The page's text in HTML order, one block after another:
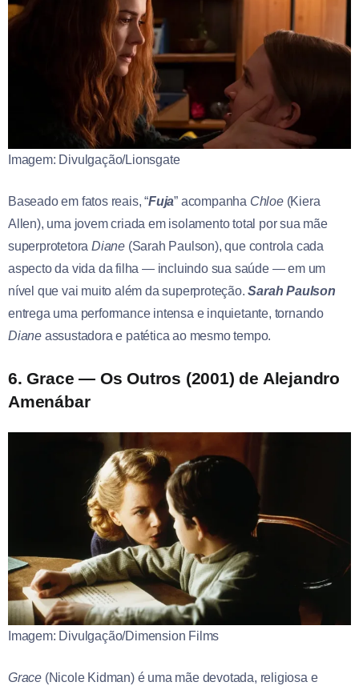
Imagem: Divulgação/Lionsgate
Baseado em fatos reais, “Fuja” acompanha Chloe(Kiera
Allen), uma jovem criada em isolamento total por sua mãe
superprotetoraDiane (Sarah Paulson), que controla cada
aspecto da vida da filha — incluindo sua saúde — em um
nível que vai muito além da superproteção.Sarah Paulson
entrega uma performance intensa e inquietante, tornando
Diane assustadora e patética ao mesmo tempo.
6. Grace — Os Outros (2001) de Alejandro
Amenábar
Imagem: Divulgação/Dimension Films
Grace (Nicole Kidman) é uma mãe devotada, religiosa e